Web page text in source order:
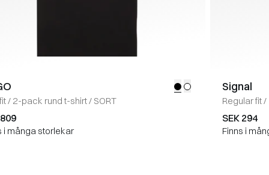
/ 2-pack rund t-shirt/ SORT
i många storlekar
Signal
Regular fit/
SEK 294
Finns i